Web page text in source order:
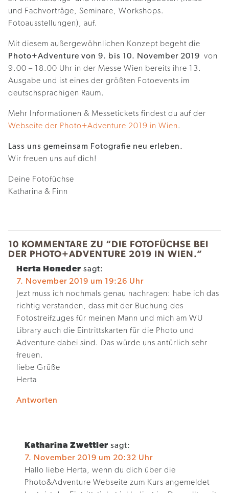
und Fachvorträge, Seminare, Workshops.
Fotoausstellungen), auf.
Mit diesem außergewöhnlichen Konzept begeht die
Photo+Adventure von 9. bis 10. November 2019 von
9.00 – 18.00 Uhr in der Messe Wien bereits ihre 13.
Ausgabe und ist eines der größten Fotoevents im
deutschsprachigen Raum.
Mehr Informationen & Messetickets findest du auf der
Webseite der Photo+Adventure 2019 in Wien.
Lass uns gemeinsam Fotografie neu erleben.
Wir freuen uns auf dich!
Deine Fotofüchse
Katharina & Finn
10 KOMMENTARE ZU “DIE FOTOFÜCHSE BEI
DER PHOTO+ADVENTURE 2019 IN WIEN.”
Herta Honeder sagt:
7. November 2019 um 19:26 Uhr
Jezt muss ich nochmals genau nachragen: habe ich das
richtig verstanden, dass mit der Buchung des
Fotostreifzuges für meinen Mann und mich am WU
Library auch die Eintrittskarten für die Photo und
Adventure dabei sind. Das würde uns antürlich sehr
freuen.
liebe Grüße
Herta
Antworten
Katharina Zwettler sagt:
7. November 2019 um 20:32 Uhr
Hallo liebe Herta, wenn du dich über die
Photo&Adventure Webseite zum Kurs angemeldet